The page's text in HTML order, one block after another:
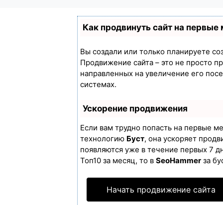
Как продвинуть сайт на первые
Вы создали или только планируете
Продвижение сайта – это не просто
направленных на увеличение его
системах.
Ускорение продвижения
Если вам трудно попасть на первые
технологию Буст, она ускоряет
появляются уже в течение первых 7
Топ10 за месяц, то в SeoHammer за
Начать продвижение сайта